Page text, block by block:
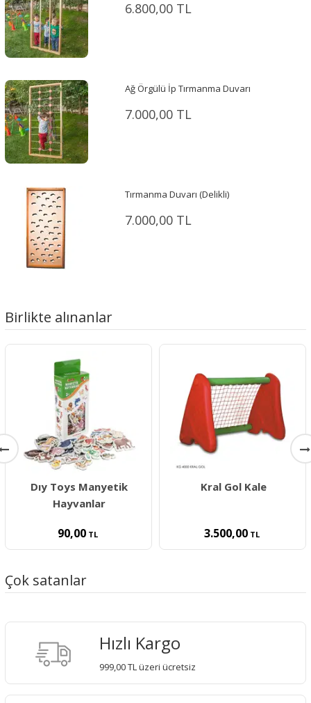
6.800,00 TL
Ağ Örgülü İp Tırmanma Duvarı
7.000,00 TL
Tırmanma Duvarı (Delikli)
7.000,00 TL
Birlikte alınanlar
Dıy Toys Manyetik
Hayvanlar
90,00TL
Kral Gol Kale
3.500,00TL
Çok satanlar
Hızlı Kargo
999,00 TL üzeri ücretsiz